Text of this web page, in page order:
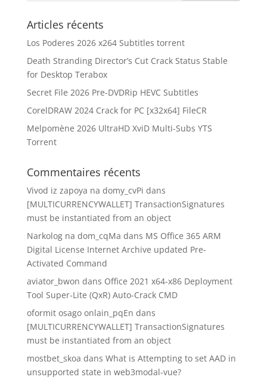
Articles récents
Los Poderes 2026 x264 Subtitles torrent
Death Stranding Director’s Cut Crack Status Stable
for Desktop Terabox
Secret File 2026 Pre-DVDRip HEVC Subtitles
CorelDRAW 2024 Crack for PC [x32x64] FileCR
Melpomène 2026 UltraHD XviD Multi-Subs YTS
Torrent
Commentaires récents
Vivod iz zapoya na domy_cvPi dans
[MULTICURRENCYWALLET] TransactionSignatures
must be instantiated from an object
Narkolog na dom_cqMa dans MS Office 365 ARM
Digital License Internet Archive updated Pre-
Activated Command
aviator_bwon dans Office 2021 x64-x86 Deployment
Tool Super-Lite (QxR) Auto-Crack CMD
oformit osago onlain_pqEn dans
[MULTICURRENCYWALLET] TransactionSignatures
must be instantiated from an object
mostbet_skoa dans What is Attempting to set AAD in
unsupported state in web3modal-vue?